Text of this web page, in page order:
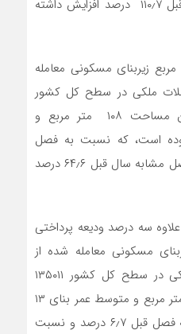
نسبت به فصل مشابه سال قبل ۱۱۰٫۷ درصد افزایش داشته
زیربنای مسکونی معامله
ملکی در سطح کل کشور
۳۶۶۳۲ هزار ریال با میانگین مساحت ۱۰۸ متر مربع و
۱۲ سال بوده است، که نسبت به فصل
قبل،‌۳٫۷ درصد و نسبت به فصل مشابه سال قبل ۶۴٫۶ درصد
سه درصد ودیعه‌ پرداختی
مسکونی معامله شده از
طریق بنگاه‌های معاملات ملکی در سطح کل کشور ۱۳۵۰۱۱
ریال با میانگین مساحت ۹۹ متر مربع و متوسط عمر بنای ۱۳
سال بوده است، که نسبت به فصل قبل ۶٫۷ درصد و نسبت